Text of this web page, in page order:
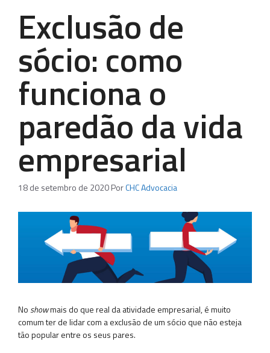
Exclusão de
sócio: como
funciona o
paredão da vida
empresarial
18 de setembro de 2020PorCHC Advocacia
Noshowmais do que real da atividade empresarial, é muito
comum ter de lidar com a exclusão de um sócio que não esteja
tão popular entre os seus pares.